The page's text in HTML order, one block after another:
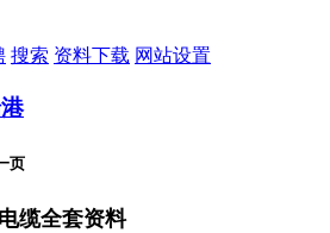
搜索 资料下载 网站设置
页
缆全套资料